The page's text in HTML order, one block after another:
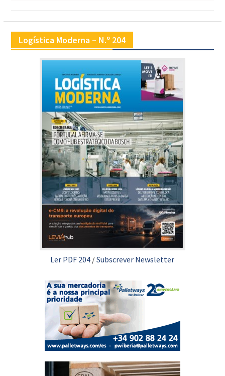
Logística Moderna – N.º 204
Ler PDF 204 /Subscrever Newsletter